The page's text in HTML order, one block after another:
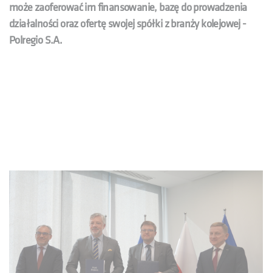
może zaoferować im finansowanie, bazę do prowadzenia
działalności oraz ofertę swojej spółki z branży kolejowej -
Polregio S.A.